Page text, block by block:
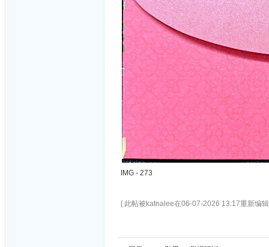
IMG - 273
[ 此帖被katnalee在06-07-2026 13:17重新编